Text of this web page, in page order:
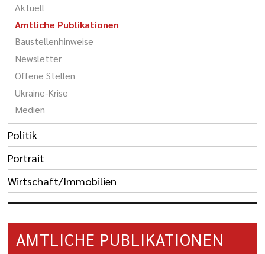
Aktuell
Amtliche Publikationen
Baustellenhinweise
Newsletter
Offene Stellen
Ukraine-Krise
Medien
Politik
Portrait
Wirtschaft/Immobilien
AMTLICHE PUBLIKATIONEN